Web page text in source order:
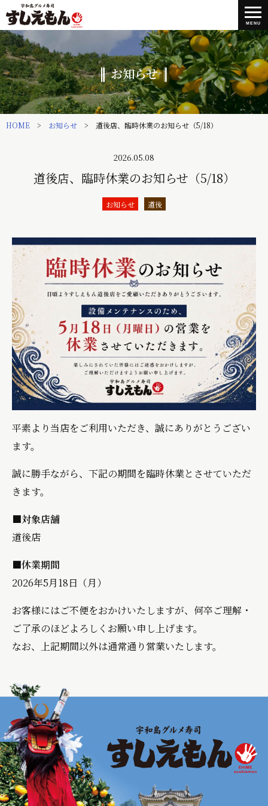
MENU
お知らせ
HOME お知らせ 道後店、臨時休業のお知らせ（5/18）
2026.05.08
道後店、臨時休業のお知らせ（5/18）
お知らせ 道後
平素より当店をご利用いただき、誠にありがとうござい
ます。
誠に勝手ながら、下記の期間を臨時休業とさせていただ
きます。
■対象店舗
道後店
■休業期間
2026年5月18日（月）
お客様にはご不便をおかけいたしますが、何卒ご理解・
ご了承のほどよろしくお願い申し上げます。
なお、上記期間以外は通常通り営業いたします。